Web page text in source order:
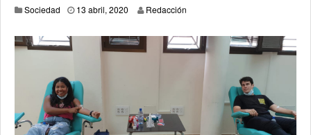
Sociedad 13 abril, 2020 13 abril, 2020
Redacción